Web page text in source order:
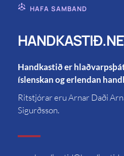
HAFA SAMBAND
Handkastið er
íslenskan og erlendan
Ritstjórar eru Arnar Daði
Sigurðsson.